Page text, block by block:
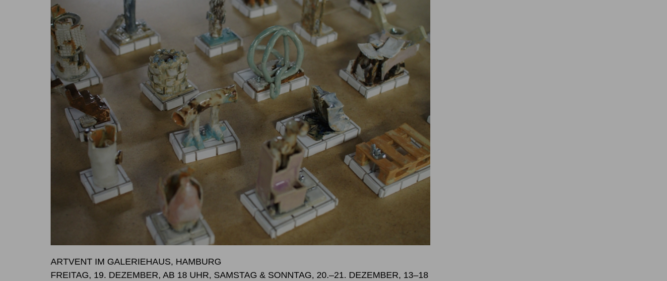
ARTVENT IM GALERIEHAUS, HAMBURG
FREITAG, 19. DEZEMBER, AB 18 UHR, SAMSTAG & SONNTAG, 20.–21. DEZEMBER, 13–18